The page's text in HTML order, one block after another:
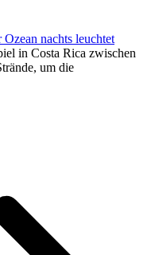
nachts leuchtet
in Costa Rica zwischen
um die